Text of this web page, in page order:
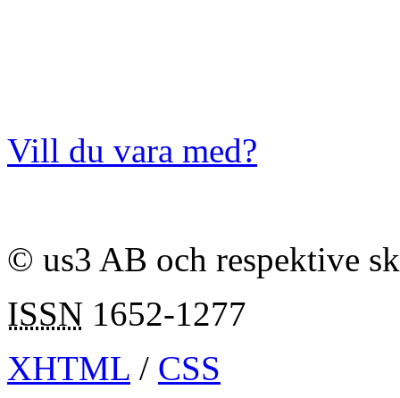
Vill du vara med?
© us3 AB och respektive
ISSN 1652-1277
XHTML / CSS